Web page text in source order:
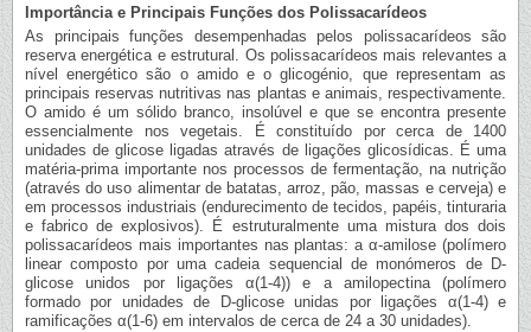
Importância e Principais Funções dos Polissacarídeos
As principais funções desempenhadas pelos polissacarídeos são
reserva energética e estrutural. Os polissacarídeos mais relevantes a
nível energético são o amido e o glicogénio, que representam as
principais reservas nutritivas nas plantas e animais, respectivamente.
O amido é um sólido branco, insolúvel e que se encontra presente
essencialmente nos vegetais. É constituído por cerca de 1400
unidades de glicose ligadas através de ligações glicosídicas. É uma
matéria-prima importante nos processos de fermentação, na nutrição
(através do uso alimentar de batatas, arroz, pão, massas e cerveja) e
em processos industriais (endurecimento de tecidos, papéis, tinturaria
e fabrico de explosivos). É estruturalmente uma mistura dos dois
polissacarídeos mais importantes nas plantas: a α-amilose (polímero
linear composto por uma cadeia sequencial de monómeros de D-
glicose unidos por ligações α(1-4)) e a amilopectina (polímero
formado por unidades de D-glicose unidas por ligações α(1-4) e
ramificações α(1-6) em intervalos de cerca de 24 a 30 unidades).